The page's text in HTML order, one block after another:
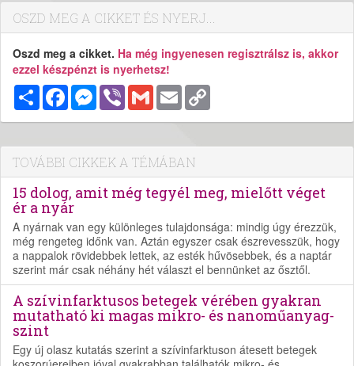
OSZD MEG A CIKKET ÉS NYERJ...
Oszd meg a cikket. Ha még ingyenesen regisztrálsz is, akkor
ezzel készpénzt is nyerhetsz!
MegosztásFacebookMessenger
Viber Gmail Email
TOVÁBBI CIKKEK A TÉMÁBAN
15 dolog, amit még tegyél meg, mielőtt véget
ér a nyár
A nyárnak van egy különleges tulajdonsága: mindig úgy érezzük,
még rengeteg időnk van. Aztán egyszer csak észrevesszük, hogy
a nappalok rövidebbek lettek, az esték hűvösebbek, és a naptár
szerint már csak néhány hét választ el bennünket az ősztől.
A szívinfarktusos betegek vérében gyakran
mutatható ki magas mikro- és nanoműanyag-
szint
Egy új olasz kutatás szerint a szívinfarktuson átesett betegek